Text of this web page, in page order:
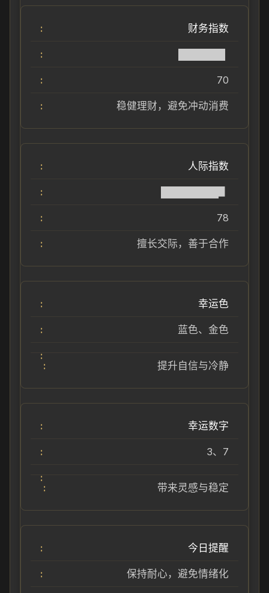
财务指数
70
稳健理财，避免冲动消费
人际指数
78
擅长交际，善于合作
幸运色
蓝色、金色
提升自信与冷静
幸运数字
3、7
带来灵感与稳定
今日提醒
保持耐心，避免情绪化